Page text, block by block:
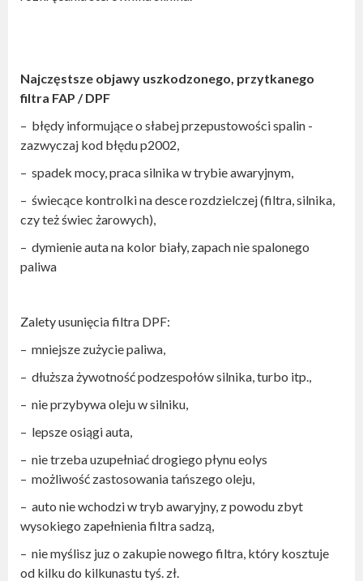
Najczęstsze objawy uszkodzonego, przytkanego
filtra FAP / DPF
– błędy informujące o słabej przepustowości spalin -
zazwyczaj kod błędu p2002,
– spadek mocy, praca silnika w trybie awaryjnym,
– świecące kontrolki na desce rozdzielczej (filtra, silnika,
czy też świec żarowych),
­– dymienie auta na kolor biały, zapach nie spalonego
paliwa
Zalety usunięcia filtra DPF:
– mniejsze zużycie paliwa,
– dłuższa żywotność podzespołów silnika, turbo itp.,
– nie przybywa oleju w silniku,
– lepsze osiągi auta,
– nie trzeba uzupełniać drogiego płynu eolys
– możliwość zastosowania tańszego oleju,
– auto nie wchodzi w tryb awaryjny, z powodu zbyt
wysokiego zapełnienia filtra sadzą,
– nie myślisz juz o zakupie nowego filtra, który kosztuje
od kilku do kilkunastu tyś. zł.